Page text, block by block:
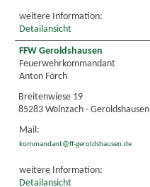
weitere Information:
Detailansicht
FFW Geroldshausen
Feuerwehrkommandant
Anton Förch
Breitenwiese 19
85283 Wolnzach - Geroldshausen
Mail:
kommandant@ff-geroldshausen.de
weitere Information:
Detailansicht